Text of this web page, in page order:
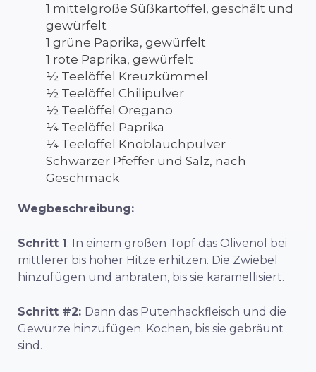
1 mittelgroße Süßkartoffel, geschält und
gewürfelt
1 grüne Paprika, gewürfelt
1 rote Paprika, gewürfelt
½ Teelöffel Kreuzkümmel
½ Teelöffel Chilipulver
½ Teelöffel Oregano
¼ Teelöffel Paprika
¼ Teelöffel Knoblauchpulver
Schwarzer Pfeffer und Salz, nach
Geschmack
Wegbeschreibung:
Schritt 1: In einem großen Topf das Olivenöl bei
mittlerer bis hoher Hitze erhitzen. Die Zwiebel
hinzufügen und anbraten, bis sie karamellisiert.
Schritt #2: Dann das Putenhackfleisch und die
Gewürze hinzufügen. Kochen, bis sie gebräunt
sind.